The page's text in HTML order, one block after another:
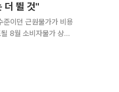
더 뛸 것"
이던 근원물가가 비용
8월 소비자물가 상승